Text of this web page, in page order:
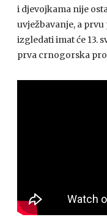
i djevojkama nije
uvježbavanje, a
izgledati imat će 13.
prva crnogorska